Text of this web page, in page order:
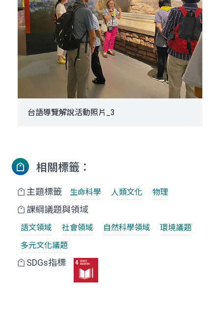
台語導覽解說活動照片_3
相關標籤：
主題標籤 生命科學 人類文化 物理
課綱議題與領域
語文領域 社會領域 自然科學領域
環境議題
多元文化議題
SDGs指標